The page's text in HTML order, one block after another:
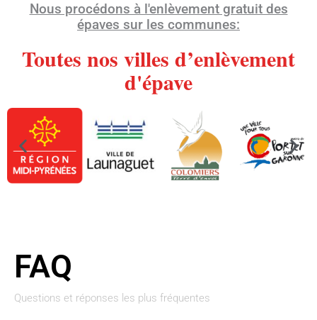
Nous procédons à l'enlèvement gratuit des
épaves sur les communes:
Toutes nos villes d’enlèvement
d'épave
FAQ
Questions et réponses les plus fréquentes